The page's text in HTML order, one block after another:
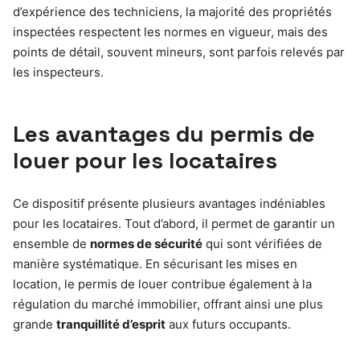
d’expérience des techniciens, la majorité des propriétés
inspectées respectent les normes en vigueur, mais des
points de détail, souvent mineurs, sont parfois relevés par
les inspecteurs.
Les avantages du permis de
louer pour les locataires
Ce dispositif présente plusieurs avantages indéniables
pour les locataires. Tout d’abord, il permet de garantir un
ensemble de normes de sécurité qui sont vérifiées de
manière systématique. En sécurisant les mises en
location, le permis de louer contribue également à la
régulation du marché immobilier, offrant ainsi une plus
grande tranquillité d’esprit aux futurs occupants.